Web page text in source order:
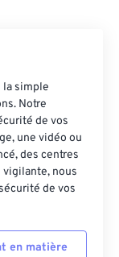
la simple
Notre
de vos
une vidéo ou
des centres
nous
de vos
en matière